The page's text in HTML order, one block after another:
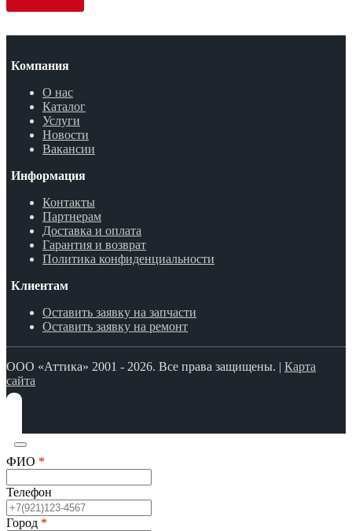
Компания
О нас
Каталог
Услуги
Новости
Вакансии
Информация
Контакты
Партнерам
Доставка и оплата
Гарантия и возврат
Политика конфиденциальности
Клиентам
Оставить заявку на запчасти
Оставить заявку на ремонт
ООО «Аттика» 2001 - 2026. Все права защищены. | Карта
сайта
ФИО *
Телефон
Город *